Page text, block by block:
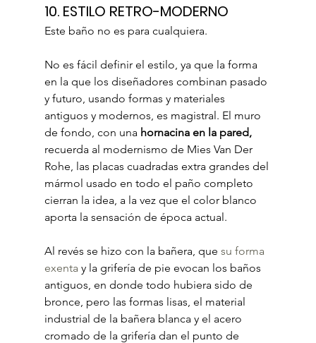
10. ESTILO RETRO-MODERNO
Este baño no es para cualquiera.
No es fácil definir el estilo, ya que la forma
en la que los diseñadores combinan pasado
y futuro, usando formas y materiales
antiguos y modernos, es magistral. El muro
de fondo, con una hornacina en la pared,
recuerda al modernismo de Mies Van Der
Rohe, las placas cuadradas extra grandes del
mármol usado en todo el paño completo
cierran la idea, a la vez que el color blanco
aporta la sensación de época actual.
Al revés se hizo con la bañera, que su forma
exenta y la grifería de pie evocan los baños
antiguos, en donde todo hubiera sido de
bronce, pero las formas lisas, el material
industrial de la bañera blanca y el acero
cromado de la grifería dan el punto de